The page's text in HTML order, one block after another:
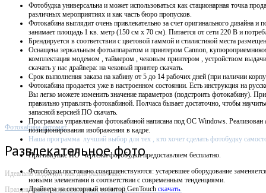
Фотокабина-автомат
Развлекательное фото
Идеально подходит как для различных
Праздничных и корпоративных событий,
Фотобудка универсальна и может использоваться как стационарная точка
различных мероприятиях и как часть бюро пропусков.
Фотокабина выглядит очень привлекательно за счет оригинального дизайна и
занимает площадь 1 кв. метр (150 см х 70 см). Питается от сети 220 В и
Брендируется в соответствии с цветовой гаммой и стилистикой места
Оснащена зеркальным фотоаппаратом и принтером Cannon,
комплектация модемом , таймером , чековым принтером , устройством
скачать у нас драйвера: на чековый принтер скачать.
Срок выполнения заказа на кабину от 5 до 14 рабочих дней (при наличии
Фотокабина продается уже в настроенном состоянии. Есть инструкция на
Вы легко можете изменить значение параметров (подстроить фотокабину).
правильно управлять фотокабиной. Полчаса бывает достаточно, чтобы
запасной версией ПО скачать.
Программа управляемая фотокабиной написана под OC Windows. Реализован
позиционирования изображения в кадре.
Наша программа лучший выбор для тех , кто хочет сделать фотобудку
При покупке ПОчертежи фотобудки предоставляем бесплатно.
Фотобудки постоянно совершенствуются: устаревшее оборудование
новыми элементами в соответствии с современным тенденциями.
Драйвера на сенсорный монитор GenTouch скачать